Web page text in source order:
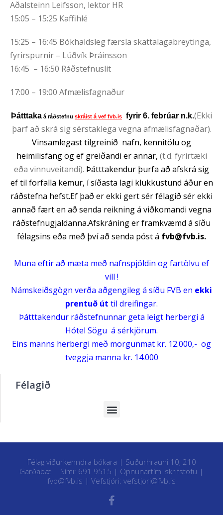
Aðalsteinn Leifsson, lektor HR
15:05 – 15:25 Kaffihlé
15:25 – 16:45 Bókhaldsleg færsla skattalagabreytinga,
fyrirspurnir – Lúðvík Þráinsson
16:45 – 16:50 Ráðstefnuslit
17:00 – 19:00 Afmælisfagnaður
Þátttaka á ráðstefnu skráist á vef fvb.is fyrir 6. febrúar n.k.(Ekki
þarf að skrá sig sérstaklega vegna afmælisfagnaðar).
Vinsamlegast tilgreinið nafn, kennitölu og
heimilisfang og ef greiðandi er annar, (t.d. fyrirtæki
eða vinnuveitandi). Þátttakendur þurfa að afskrá sig
ef til forfalla kemur, í síðasta lagi klukkustund áður en
ráðstefna hefst.Ef það er ekki gert sér félagið sér ekki
annað fært en að senda reikning á viðkomandi vegna
ráðstefnugjaldanna.Afskráning er framkvæmd á síðu
félagsins eða með því að senda póst á fvb@fvb.is.
Muna eftir að mæta með nafnspjöldin og fartölvu ef
vill !
Námskeiðsgögn verða aðgengileg á síðu FVB en ekki
prentuð út til dreifingar.
Þátttakendur ráðstefnunnar geta leigt herbergi á
Hótel Sögu á sérkjörum.
Eins manns herbergi með morgunmat kr. 12.000,- og
tveggja manna kr. 14.000
Félagið
Félag viðurkenndra bókara | Suðurhrauni 10, 210
Garðabæ | Sími: 691 9515 | Opnunartími skrifstofu |
fvb@fvb.is | Vefstjóri: vefstjori@fvb.is